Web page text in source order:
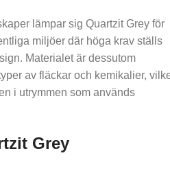
lämpar sig Quartzit Grey för
miljöer där höga krav ställs
Materialet är dessutom
av fläckar och kemikalier,
i utrymmen som används
Grey